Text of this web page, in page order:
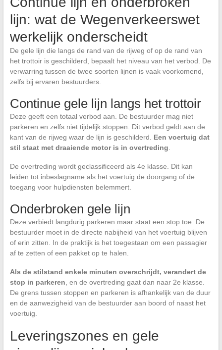
lijn: wat de Wegenverkeerswet
werkelijk onderscheidt
De gele lijn die langs de rand van de rijweg of op de rand van
het trottoir is geschilderd, bepaalt het niveau van het verbod. De
verwarring tussen de twee soorten lijnen is vaak voorkomend,
zelfs bij ervaren bestuurders.
Continue gele lijn langs het trottoir
Deze geeft een totaal verbod aan. De bestuurder mag niet
parkeren en zelfs niet tijdelijk stoppen. Dit verbod geldt aan de
kant van de rijweg waar de lijn is geschilderd. Een voertuig dat
stil staat met draaiende motor is in overtreding
De overtreding wordt geclassificeerd als 4e klasse. Dit kan
leiden tot inbeslagname als het voertuig de doorgang of de
toegang voor hulpdiensten belemmert.
Onderbroken gele lijn
Deze verbiedt langdurig parkeren maar staat een stop toe. De
bestuurder moet in de directe nabijheid van het voertuig blijven
of erin zitten. In de praktijk is het toegestaan om een passagier
af te zetten of een pakket op te halen.
Als de stilstand enkele minuten overschrijdt, verandert de
stop in parkeren , en de overtreding gaat dan naar 2e klasse.
De grens tussen stoppen en parkeren is afhankelijk van de duur
en de aanwezigheid van de bestuurder aan boord of naast het
voertuig.
Leveringszones en gele